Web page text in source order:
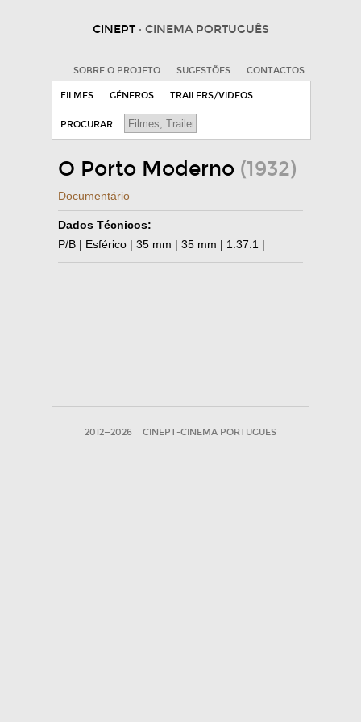
CINEPT · CINEMA PORTUGUÊS
SOBRE O PROJETO SUGESTÕES CONTACTOS
FILMES GÉNEROS TRAILERS/VIDEOS
PROCURAR
O Porto Moderno (1932)
Documentário
Dados Técnicos:
P/B | Esférico | 35 mm | 35 mm | 1.37:1 |
2012—2026 CINEPT-CINEMA PORTUGUES